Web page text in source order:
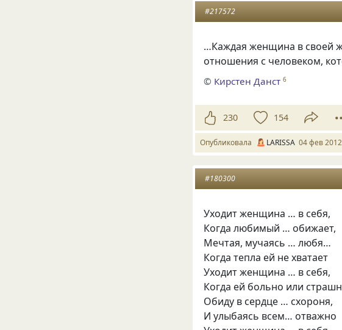
#217572
…Каждая женщина в своей
отношения с человеком,
© Кирстен Данст 6
230 154
Опубликовала LARISSA 04 фев 2012
#180300
Уходит женщина … в себя,
Когда любимый … обижает,
Мечтая, мучаясь … любя…
Когда тепла ей не хватает
Уходит женщина … в себя,
Когда ей больно или
Обиду в сердце … схороня,
И улыбаясь всем… отважно